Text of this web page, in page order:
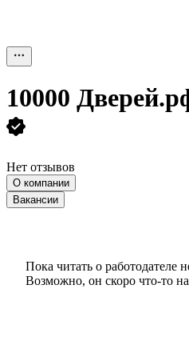
10000
Нет отзывов
О компании
Вакансии
Пока читать о работодателе
Возможно, он скоро что‑то